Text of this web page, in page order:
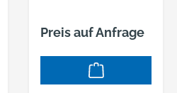
Preis auf Anfrage